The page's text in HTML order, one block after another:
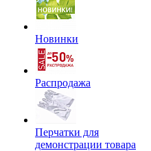
Новинки
Распродажа
Перчатки для
демонстрации товара